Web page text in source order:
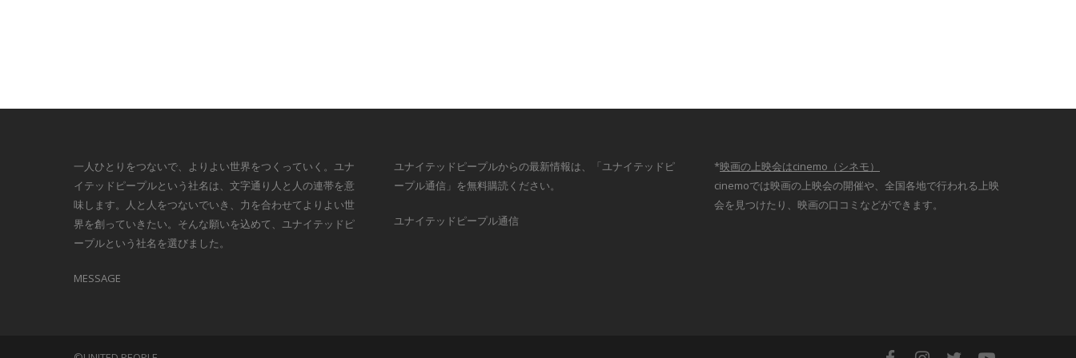
一人ひとりをつないで、よりよい世界をつくっていく。ユナ
イテッドピープルという社名は、文字通り人と人の連帯を意
味します。人と人をつないでいき、力を合わせてよりよい世
界を創っていきたい。そんな願いを込めて、ユナイテッドピ
ープルという社名を選びました。
MESSAGE
ユナイテッドピープルからの最新情報は、「ユナイテッドピ
ープル通信」を無料購読ください。
ユナイテッドピープル通信
*映画の上映会はcinemo（シネモ）
cinemoでは映画の上映会の開催や、全国各地で行われる上映
会を見つけたり、映画の口コミなどができます。